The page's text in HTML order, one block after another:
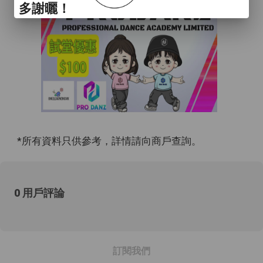
*所有資料只供參考，詳情請向商戶查詢。
0 用戶評論
訂閱我們
多謝曬！